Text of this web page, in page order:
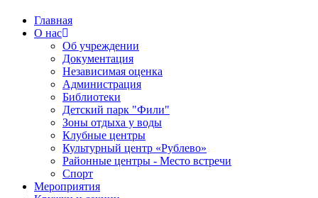
Главная
О нас
Об учреждении
Документация
Независимая оценка
Администрация
Библиотеки
Детский парк "Фили"
Зоны отдыха у воды
Клубные центры
Культурный центр «Рублево»
Районные центры - Место встречи
Спорт
Мероприятия